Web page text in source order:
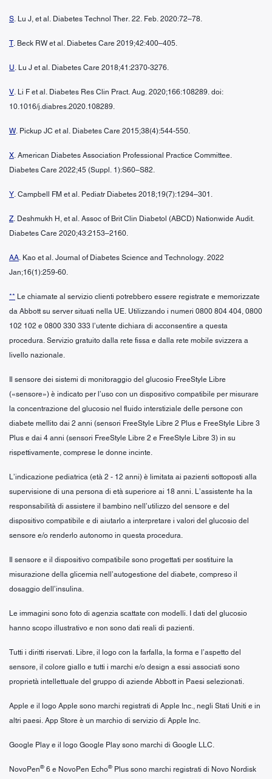
S. Lu J, et al. Diabetes Technol Ther. 22. Feb. 2020:72–78.
T. Beck RW et al. Diabetes Care 2019;42:400–405.
U. Lu J et al. Diabetes Care 2018;41:2370-3276.
V. Li F et al. Diabetes Res Clin Pract. Aug. 2020;166:108289. doi:
10.1016/j.diabres.2020.108289.
W. Pickup JC et al. Diabetes Care 2015;38(4):544-550.
X. American Diabetes Association Professional Practice Committee.
Diabetes Care 2022;45 (Suppl. 1):S60–S82.
Y. Campbell FM et al. Pediatr Diabetes 2018;19(7):1294–301.
Z. Deshmukh H, et al. Assoc of Brit Clin Diabetol (ABCD) Nationwide Audit.
Diabetes Care 2020;43:2153–2160.
AA. Kao et al. Journal of Diabetes Science and Technology. 2022
Jan;16(1):259-60.
** Le chiamate al servizio clienti potrebbero essere registrate e memorizzate
da Abbott su server situati nella UE. Utilizzando i numeri 0800 804 404, 0800
102 102 e 0800 330 333 l’utente dichiara di acconsentire a questa
procedura. Servizio gratuito dalla rete fissa e dalla rete mobile svizzera a
livello nazionale.
Il sensore dei sistemi di monitoraggio del glucosio FreeStyle Libre
(«sensore») è indicato per l’uso con un dispositivo compatibile per misurare
la concentrazione del glucosio nel fluido interstiziale delle persone con
diabete mellito dai 2 anni (sensori FreeStyle Libre 2 Plus e FreeStyle Libre 3
Plus e dai 4 anni (sensori FreeStyle Libre 2 e FreeStyle Libre 3) in su
rispettivamente, comprese le donne incinte.
L’indicazione pediatrica (età 2 - 12 anni) è limitata ai pazienti sottoposti alla
supervisione di una persona di età superiore ai 18 anni. L’assistente ha la
responsabilità di assistere il bambino nell’utilizzo del sensore e del
dispositivo compatibile e di aiutarlo a interpretare i valori del glucosio del
sensore e/o renderlo autonomo in questa procedura.
Il sensore e il dispositivo compatibile sono progettati per sostituire la
misurazione della glicemia nell’autogestione del diabete, compreso il
dosaggio dell’insulina.
Le immagini sono foto di agenzia scattate con modelli. I dati del glucosio
hanno scopo illustrativo e non sono dati reali di pazienti.
Tutti i diritti riservati. Libre, il logo con la farfalla, la forma e l’aspetto del
sensore, il colore giallo e tutti i marchi e/o design a essi associati sono
proprietà intellettuale del gruppo di aziende Abbott in Paesi selezionati.
Apple e il logo Apple sono marchi registrati di Apple Inc., negli Stati Uniti e in
altri paesi. App Store è un marchio di servizio di Apple Inc.
Google Play e il logo Google Play sono marchi di Google LLC.
NovoPen® 6 e NovoPen Echo® Plus sono marchi registrati di Novo Nordisk